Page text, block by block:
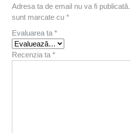
Adresa ta de email nu va fi publicată.
sunt marcate cu *
Evaluarea ta *
Recenzia ta *